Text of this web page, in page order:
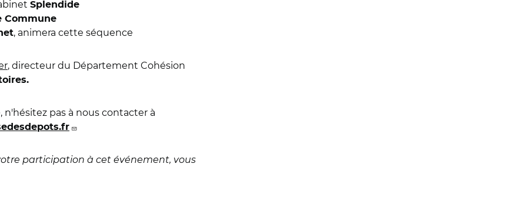
Splendide
Commune
, animera cette séquence
, directeur du Département Cohésion
n'hésitez pas à nous contacter à
participation à cet événement, vous